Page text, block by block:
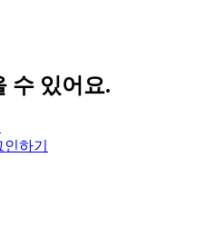
수 있어요.
인하기